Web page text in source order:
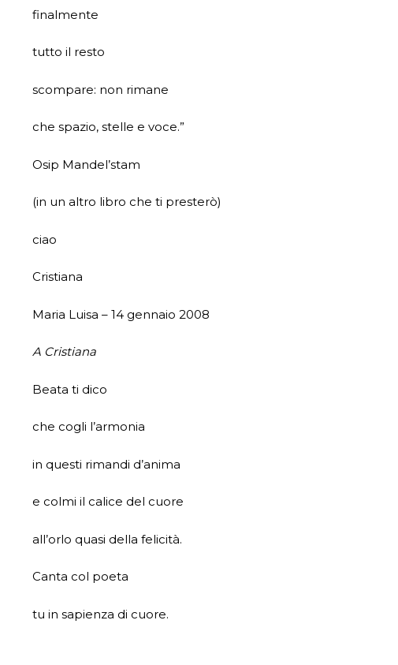
finalmente
tutto il resto
scompare: non rimane
che spazio, stelle e voce.”
Osip Mandel’stam
(in un altro libro che ti presterò)
ciao
Cristiana
Maria Luisa – 14 gennaio 2008
A Cristiana
Beata ti dico
che cogli l’armonia
in questi rimandi d’anima
e colmi il calice del cuore
all’orlo quasi della felicità.
Canta col poeta
tu in sapienza di cuore.